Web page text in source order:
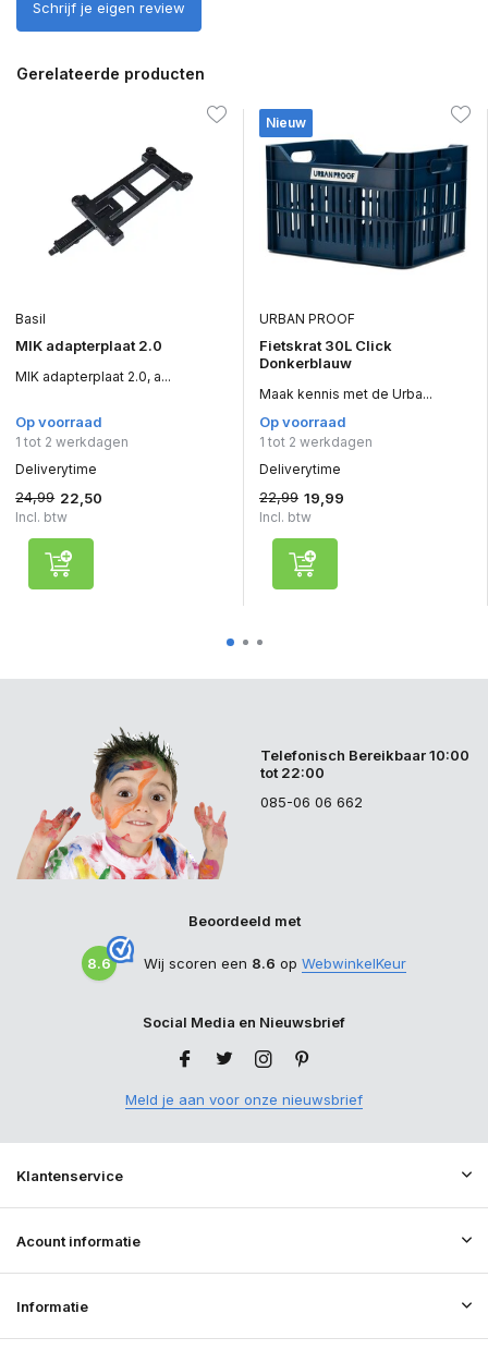
Schrijf je eigen review
Gerelateerde producten
Basil
MIK adapterplaat 2.0
MIK adapterplaat 2.0, a...
Op voorraad
1 tot 2 werkdagen
Deliverytime
24,99 22,50
Incl. btw
Nieuw
URBAN PROOF
Fietskrat 30L Click
Donkerblauw
Maak kennis met de Urba...
Op voorraad
1 tot 2 werkdagen
Deliverytime
22,99 19,99
Incl. btw
Telefonisch Bereikbaar 10:00
tot 22:00
085-06 06 662
Beoordeeld met
8.6 Wij scoren een 8.6 op WebwinkelKeur
Social Media en Nieuwsbrief
Meld je aan voor onze nieuwsbrief
Klantenservice
Acount informatie
Informatie